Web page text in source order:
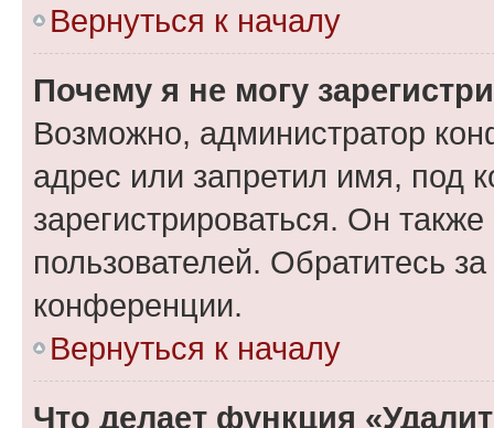
Вернуться к началу
Почему я не могу
Возможно, администратор
адрес или запретил имя, под
зарегистрироваться. Он
пользователей. Обратитесь
конференции.
Вернуться к началу
Что делает функция